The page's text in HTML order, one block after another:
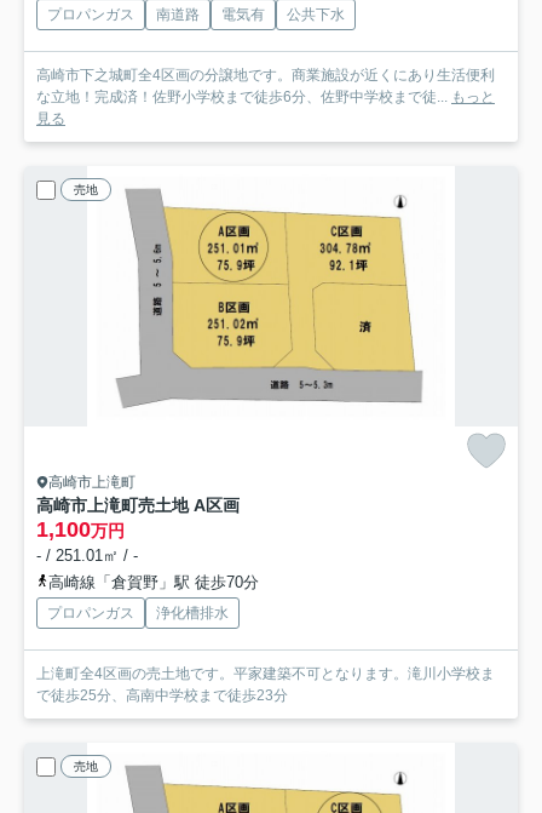
プロパンガス 南道路 電気有 公共下水
高崎市下之城町全4区画の分譲地です。商業施設が近くにあり生活便利
な立地！完成済！佐野小学校まで徒歩6分、佐野中学校まで徒... もっと
見る
売地
高崎市上滝町
高崎市上滝町売土地 A区画
1,100万円
- / 251.01㎡ / -
高崎線「倉賀野」駅 徒歩70分
プロパンガス 浄化槽排水
上滝町全4区画の売土地です。平家建築不可となります。滝川小学校ま
で徒歩25分、高南中学校まで徒歩23分
売地